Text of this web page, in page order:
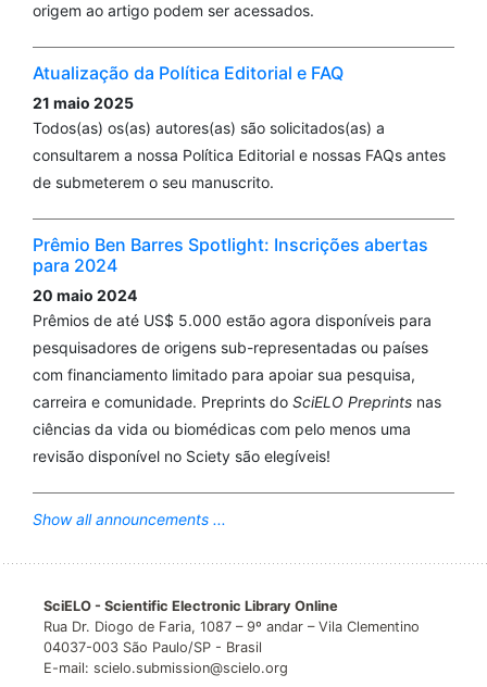
Covid-19 no Brasil: cenários epidemiológicos e
10.7476/9786557081211.0001
Valeria Saraceni, Oswaldo Gonçalves Cruz, João
Roberto Cavalcante, Fernanda Morena dos Santos
Medeiros de Oliveira e Cruz, Gislani Mateus Oliveira
Aguilar, Betina Durovni, Daniel Soranz, Márcio Henrique
de Oliveira Garcia
Excess mortality from all causes during the COVID-19
pandemic in the city of Rio de Janeiro, Brazil. Revista
Brasileira de Epidemiologia, 26.
10.1590/1980-549720230013
Raphael Mendonça Guimarães, Mariana Passos Ribeiro
Pinto Basílio de Oliveira, Viviane Gomes Parreira Dutra
(2022)
first year of the COVID-19 pandemic in Brazil. Revista
10.1590/1980-549720220029
origem ao artigo podem ser acessados.
Atualização da Política Editorial e FAQ
21 maio 2025
Todos(as) os(as) autores(as) são solicitados(as) a
consultarem a nossa Política Editorial e nossas FAQs antes
de submeterem o seu manuscrito.
Prêmio Ben Barres Spotlight: Inscrições abertas
para 2024
20 maio 2024
Prêmios de até US$ 5.000 estão agora disponíveis para
pesquisadores de origens sub-representadas ou países
com financiamento limitado para apoiar sua pesquisa,
carreira e comunidade. Preprints do SciELO Preprints nas
ciências da vida ou biomédicas com pelo menos uma
revisão disponível no Sciety são elegíveis!
Show all announcements ...
SciELO - Scientific Electronic Library Online
Rua Dr. Diogo de Faria, 1087 – 9º andar – Vila Clementino
04037-003 São Paulo/SP - Brasil
E-mail: scielo.submission@scielo.org